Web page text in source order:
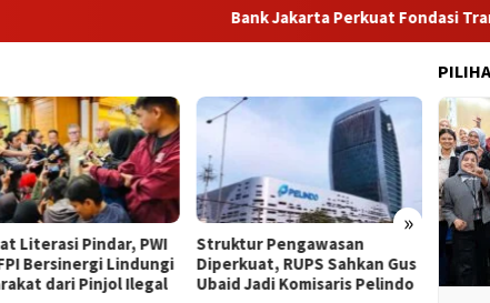
Bank Jakarta Perkuat Fondasi
»
​Struktur Pengawasan
Diperkuat, RUPS Sahkan Gus
Ubaid Jadi Komisaris Pelindo
BPKH Limited Siap Permudah
Layanan Haji dan Umrah
Lewat GoSahl Roadshow